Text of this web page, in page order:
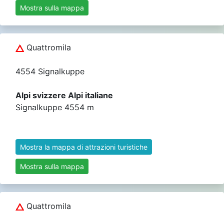
Mostra sulla mappa
Quattromila
4554 Signalkuppe
Alpi svizzere Alpi italiane
Signalkuppe 4554 m
Mostra la mappa di attrazioni turistiche
Mostra sulla mappa
Quattromila